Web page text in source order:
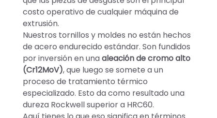
costo operativo de cualquier máquina de
extrusión.
Nuestros tornillos y moldes no están hechos
de acero endurecido estándar. Son fundidos
por inversión en unaaleación de cromo alto
(Cr12MoV), que luego se somete a un
proceso de tratamiento térmico
especializado. Esto da como resultado una
dureza Rockwell superior a HRC60.